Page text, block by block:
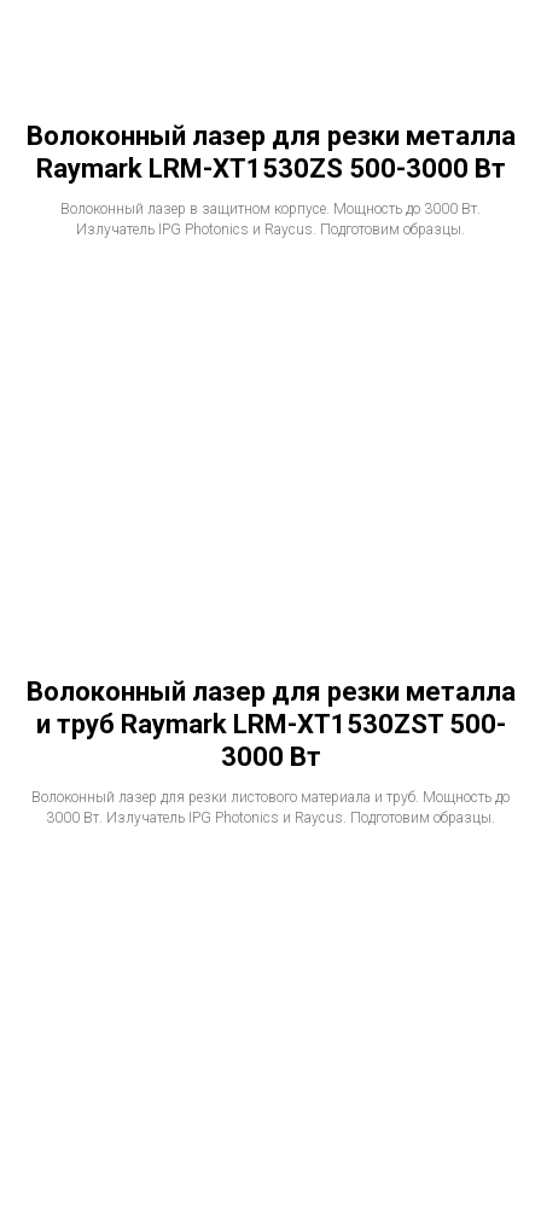
Волоконный лазер для резки металла
Raymark LRM-XT1530ZS 500-3000 Вт
Волоконный лазер в защитном корпусе. Мощность до 3000 Вт.
Излучатель IPG Photonics и Raycus. Подготовим образцы.
Волоконный лазер для резки металла
и труб Raymark LRM-XT1530ZST 500-
3000 Вт
Волоконный лазер для резки листового материала и труб. Мощность до
3000 Вт. Излучатель IPG Photonics и Raycus. Подготовим образцы.